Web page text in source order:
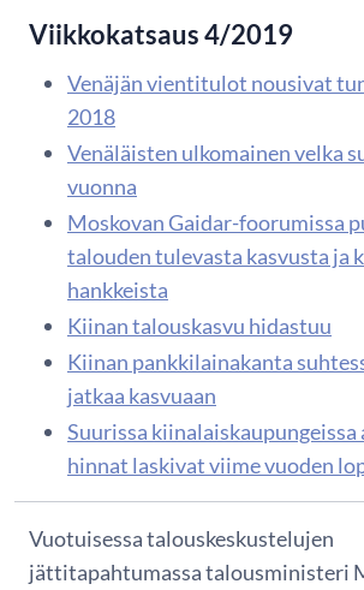
Viikkokatsaus 4/2019
Venäjän vientitulot nousivat
2018
Venäläisten ulkomainen velka
vuonna
Moskovan Gaidar-foorumissa
talouden tulevasta kasvusta ja
hankkeista
Kiinan talouskasvu hidastuu
Kiinan pankkilainakanta
jatkaa kasvuaan
Suurissa kiinalaiskaupungeissa
hinnat laskivat viime vuoden
Vuotuisessa talouskeskustelujen
jättitapahtumassa talousministeri